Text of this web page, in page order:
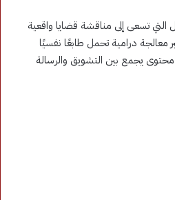
تسعى إلى مناقشة قضايا واقعية
معالجة درامية تحمل طابعًا نفسيًا
محتوى يجمع بين التشويق والرسالة